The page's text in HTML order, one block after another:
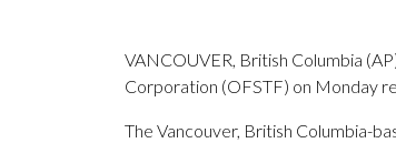
VANCOUVER, British Columbia
Corporation (OFSTF) on Monday
The Vancouver, British Columbia-